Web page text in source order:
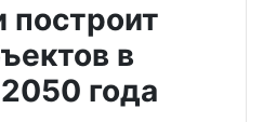
в
года